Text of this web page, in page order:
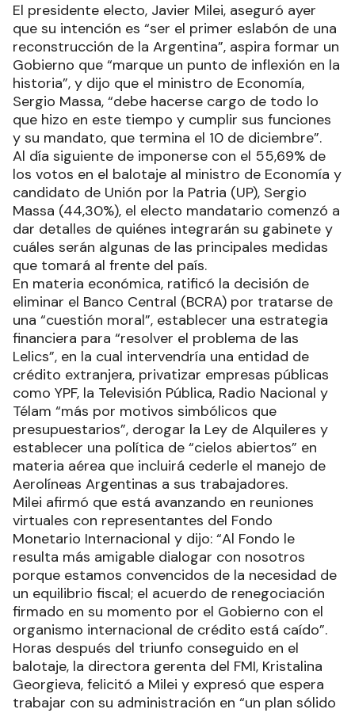
El presidente electo, Javier Milei, aseguró ayer
que su intención es “ser el primer eslabón de una
reconstrucción de la Argentina”, aspira formar un
Gobierno que “marque un punto de inflexión en la
historia”, y dijo que el ministro de Economía,
Sergio Massa, “debe hacerse cargo de todo lo
que hizo en este tiempo y cumplir sus funciones
y su mandato, que termina el 10 de diciembre”.
Al día siguiente de imponerse con el 55,69% de
los votos en el balotaje al ministro de Economía y
candidato de Unión por la Patria (UP), Sergio
Massa (44,30%), el electo mandatario comenzó a
dar detalles de quiénes integrarán su gabinete y
cuáles serán algunas de las principales medidas
que tomará al frente del país.
En materia económica, ratificó la decisión de
eliminar el Banco Central (BCRA) por tratarse de
una “cuestión moral”, establecer una estrategia
financiera para “resolver el problema de las
Lelics”, en la cual intervendría una entidad de
crédito extranjera, privatizar empresas públicas
como YPF, la Televisión Pública, Radio Nacional y
Télam “más por motivos simbólicos que
presupuestarios”, derogar la Ley de Alquileres y
establecer una política de “cielos abiertos” en
materia aérea que incluirá cederle el manejo de
Aerolíneas Argentinas a sus trabajadores.
Milei afirmó que está avanzando en reuniones
virtuales con representantes del Fondo
Monetario Internacional y dijo: “Al Fondo le
resulta más amigable dialogar con nosotros
porque estamos convencidos de la necesidad de
un equilibrio fiscal; el acuerdo de renegociación
firmado en su momento por el Gobierno con el
organismo internacional de crédito está caído”.
Horas después del triunfo conseguido en el
balotaje, la directora gerenta del FMI, Kristalina
Georgieva, felicitó a Milei y expresó que espera
trabajar con su administración en “un plan sólido